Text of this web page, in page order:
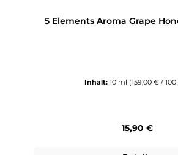
5 Elements Aroma Grape
Inhalt: 10 ml (159,00 € /
Regulärer
15,90 €